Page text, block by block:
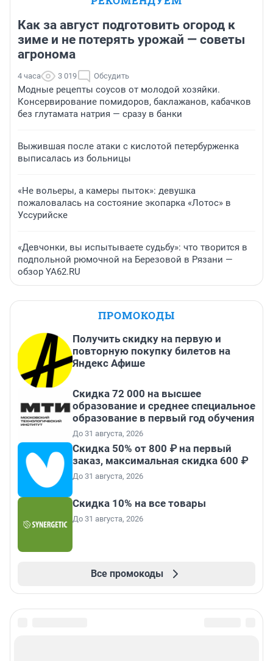
Как за август подготовить огород к
зиме и не потерять урожай — советы
агронома
4 часа 3 019 Обсудить
Модные рецепты соусов от молодой хозяйки.
Консервирование помидоров, баклажанов, кабачков
без глутамата натрия — сразу в банки
Выжившая после атаки с кислотой петербурженка
выписалась из больницы
«Не вольеры, а камеры пыток»: девушка
пожаловалась на состояние экопарка «Лотос» в
Уссурийске
«Девчонки, вы испытываете судьбу»: что творится в
подпольной рюмочной на Березовой в Рязани —
обзор YA62.RU
ПРОМОКОДЫ
Получить скидку на первую и
повторную покупку билетов на
Яндекс Афише
Скидка 72 000 на высшее
образование и среднее специальное
образование в первый год обучения
До 31 августа, 2026
Скидка 50% от 800 ₽ на первый
заказ, максимальная скидка 600 ₽
До 31 августа, 2026
Скидка 10% на все товары
До 31 августа, 2026
Все промокоды